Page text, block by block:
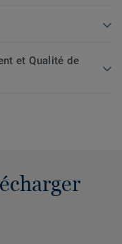
et Qualité de